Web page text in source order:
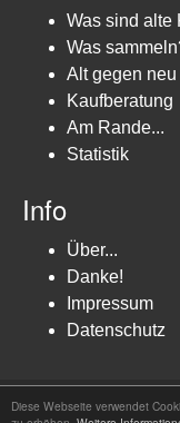
Diese Webseite verwendet
Was sind alte
Was
Alt gegen neu
Kaufberatung
Am Rande...
Statistik
Info
Über...
Danke!
Impressum
Datenschutz